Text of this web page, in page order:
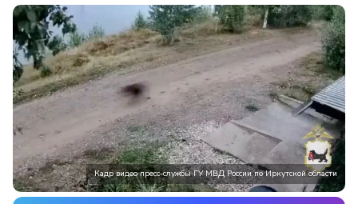
Кадр видео пресс-службы ГУ МВД России по Иркутской области